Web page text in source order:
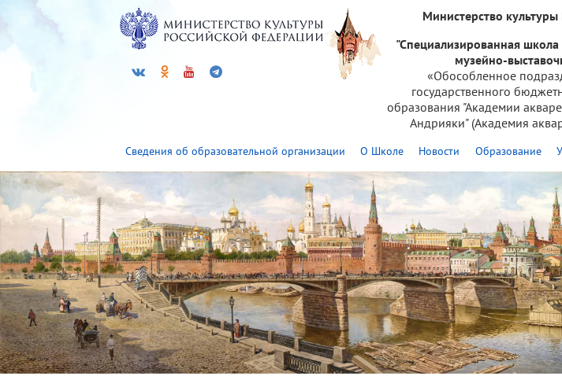
Министерство
"Специализированная
музейно-
«Обособленное
государственного
образования "Академии
Андрияки" (Академия
Сведения об образовательной организации О Школе Новости Образование